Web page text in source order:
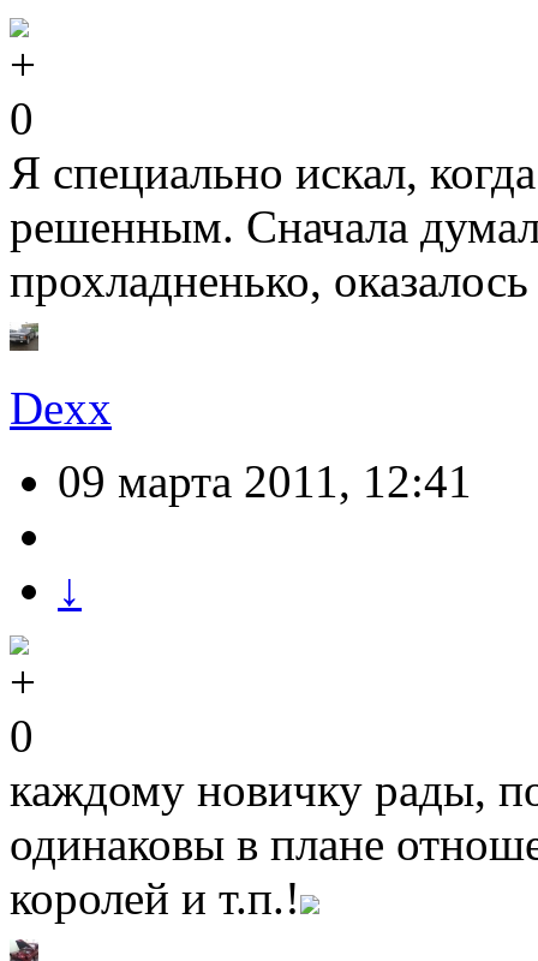
0
Я специально искал,
решенным. Сначала
прохладненько,
Dexx
09 марта 2011, 12:41
↓
0
каждому новичку рады,
одинаковы в плане
королей и т.п.!